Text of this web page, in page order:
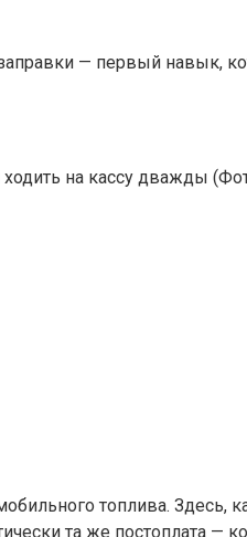
— первый навык,
на кассу дважды
топлива.
та же постоплата —